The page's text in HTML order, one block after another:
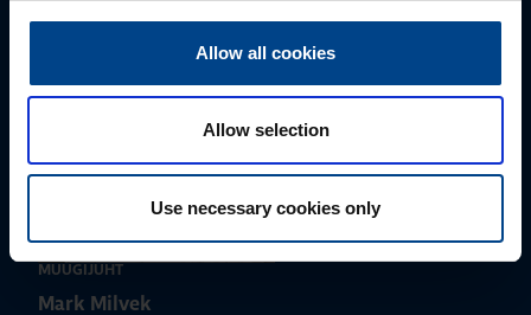
Allow all cookies
Allow selection
Use necessary cookies only
MÜÜGIJUHT
Mark Milvek